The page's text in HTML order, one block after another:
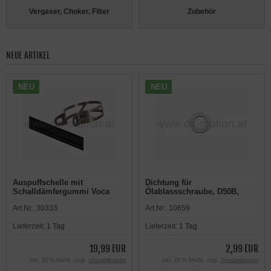
Vergaser, Choker, Filter Zubehör
NEUE ARTIKEL
NEU
Auspuffschelle mit
Schalldämfergummi Voca
Endschalldämpfer
Art.Nr.: 30333
Lieferzeit: 1 Tag
19,99 EUR
inkl. 20 % MwSt. zzgl. Versandkosten
NEU
Dichtung für
Ölablassschraube, D50B,
Bultaco, Cagiva, Derbi, Gilera,
Art.Nr.: 10659
Lieferzeit: 1 Tag
2,99 EUR
inkl. 20 % MwSt. zzgl. Versandkosten